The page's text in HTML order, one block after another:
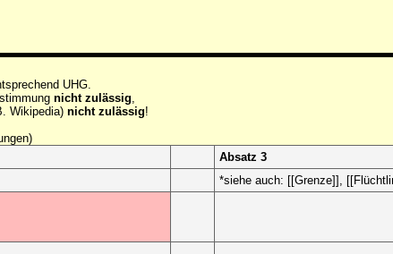
UHG.
nicht zulässig
Wikipedia)nicht zulässig!
Absatz 3
*siehe auch: [[Grenze]],